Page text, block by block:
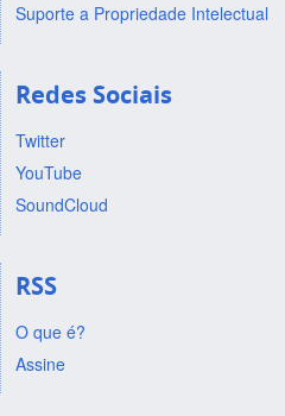
Suporte a Propriedade Intelectual
Redes Sociais
Twitter
YouTube
SoundCloud
RSS
O que é?
Assine